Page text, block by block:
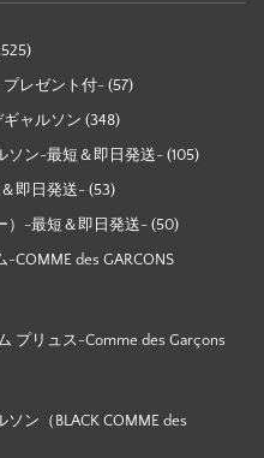
プレゼント付- (57)
ャルソン (348)
ソン-最短＆即日発送- (105)
即日発送- (53)
）-最短＆即日発送- (50)
COMME des GARCONS
プリュス-Comme des Garçons
ン（BLACK COMME des